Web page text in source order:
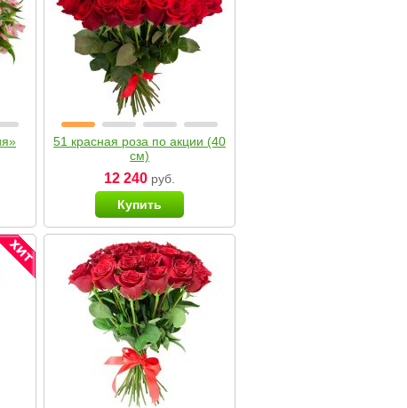
51 красная роза по акции (40
см)
12 240 руб.
Купить